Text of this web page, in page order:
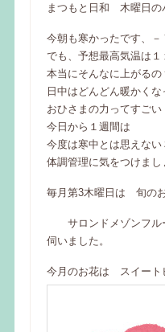
まつもと日和 木曜日の
今朝も寒かったです、
でも、予想最高気温は１
本当にそんなに上がるの
日中はどんどん暖かくな
おひさまの力ってすごい
今日から１週間は
今度は寒中とは思えない
体調管理に気をつけまし
毎月第3木曜日は 旬のお
サロンドメゾン
伺いました。
今月のお花は スイート